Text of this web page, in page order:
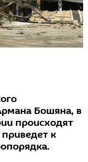
Бошяна, в
происходят
к